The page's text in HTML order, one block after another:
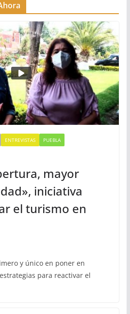
ENTREVISTAS
PUEBLA
mayor
iniciativa
el turismo en
y único en poner en
para reactivar el